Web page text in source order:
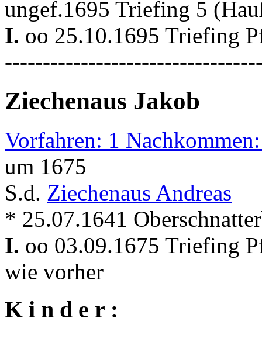
ungef.1695 Triefing 5
I. oo 25.10.1695 Triefing
Ziechenaus Jakob
Vorfahren: 1
um 1675
S.d. Ziechenaus Andreas
* 25.07.1641
I. oo 03.09.1675 Triefing
wie vorher
K i n d e r :